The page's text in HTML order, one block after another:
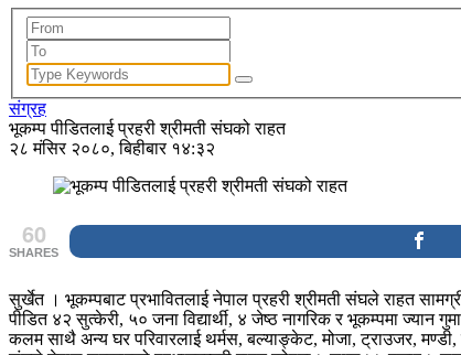
संग्रह
भूकम्प पीडितलाई प्रहरी श्रीमती संघको राहत
२८ मंसिर २०८०, बिहीबार १४:३२
60
SHARES
सुर्खेत । भूकम्पबाट प्रभावितलाई नेपाल प्रहरी श्रीमती संघले राहत
पीडित ४२ सुत्केरी, ५० जना विद्यार्थी, ४ जेष्ठ नागरिक र भूकम्पमा ज्यान
कलम साथै अन्य घर परिवारलाई थर्मस, बल्याङ्केट, मोजा, ट्राउजर, मण्डी,